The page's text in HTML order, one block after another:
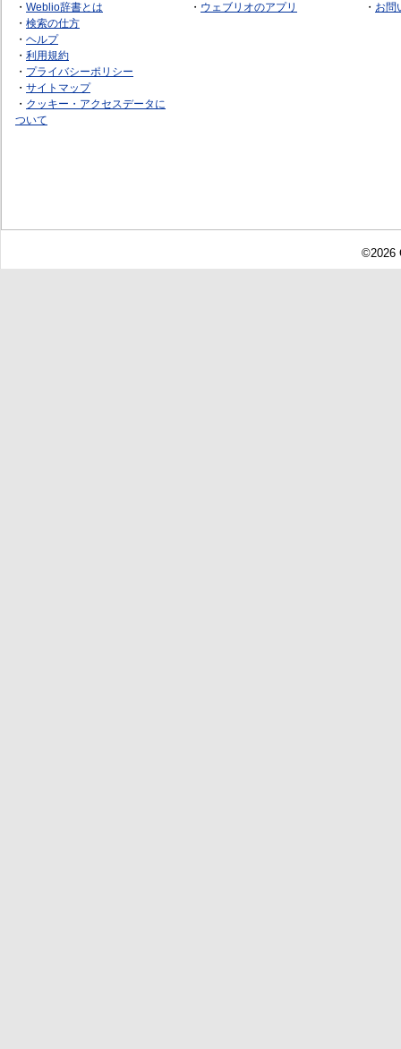
・ Weblio辞書とは
・ 検索の仕方
・ ヘルプ
・ 利用規約
・ プライバシーポリシー
・ サイトマップ
・ クッキー・アクセスデータに
ついて
・ ウェブリオのアプリ
・ お問
©2026